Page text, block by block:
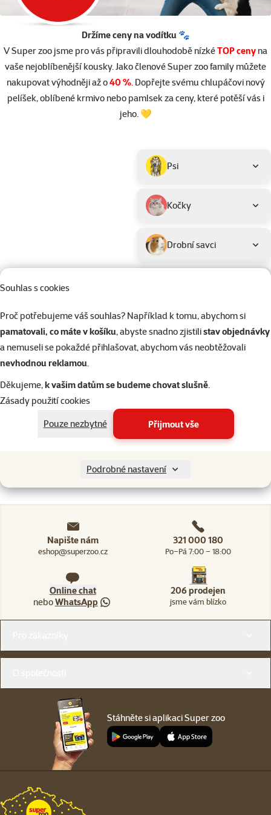
Souhlas s cookies
Proč potřebujeme váš souhlas? Například k tomu, abychom si
pamatovali, co máte v košíku, abyste snadno zjistilistav objednávky
a nemuseli se pokaždé přihlašovat, abychom vás neobtěžovali
nevhodnou reklamou.
Děkujeme,k vašim datům se budeme chovat slušně.
Zásady použití cookies
Pouze nezbytné
Přijmout vše
Podrobné nastavení
Držíme ceny na vodítku 🐾
V Super zoo jsme pro vás připravili dlouhodobě nízkéTOP ceny na
vaše nejoblíbenější kousky. Jako členové Super zoo family můžete
nakupovat výhodněji až o40 %.Dopřejte svému chlupáčovi nový
pelíšek, oblíbené krmivo nebo pamlsek za ceny, které potěší vás i
jeho. 💛
Podkategorie
Psi
Kočky
Drobní savci
Akvaristika
Filtrovat
Kategorie
Nenalezeny žádné produkty
Napište nám
eshop@superzoo.cz
321 000 180
Po–Pá 7:00 – 18:00
Online chat
neboWhatsApp
206 prodejen
jsme vám blízko
Stáhněte si aplikaci Super zoo